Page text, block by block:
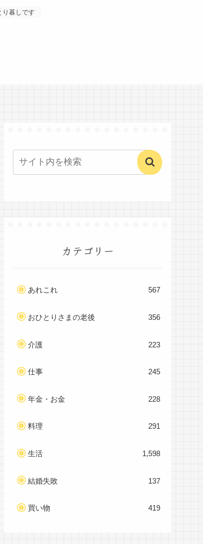
り暮しです
カテゴリー
あれこれ 567
おひとりさまの老後 356
介護 223
仕事 245
年金・お金 228
料理 291
生活 1,598
結婚失敗 137
買い物 419